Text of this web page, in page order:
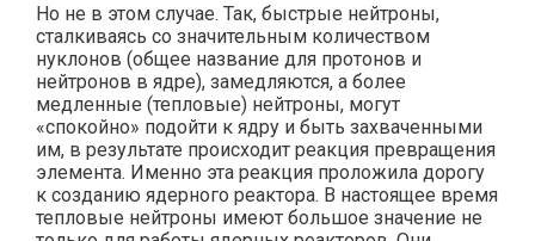
Но не в этом случае. Так, быстрые нейтроны,
сталкиваясь со значительным количеством
нуклонов (общее название для протонов и
нейтронов в ядре), замедляются, а более
медленные (тепловые) нейтроны, могут
«спокойно» подойти к ядру и быть захваченными
им, в результате происходит реакция превращения
элемента. Именно эта реакция проложила дорогу
к созданию ядерного реактора. В настоящее время
тепловые нейтроны имеют большое значение не